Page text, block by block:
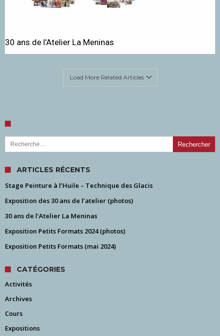
30 ans de l’Atelier La Meninas
Load More Related Articles
Rechercher :
ARTICLES RÉCENTS
Stage Peinture à l’Huile – Technique des Glacis
Exposition des 30 ans de l’atelier (photos)
30 ans de l’Atelier La Meninas
Exposition Petits Formats 2024 (photos)
Exposition Petits Formats (mai 2024)
CATÉGORIES
Activités
Archives
Cours
Expositions